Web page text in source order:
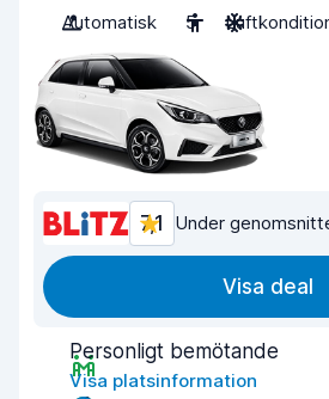
Automatisk
5
7,1 Under
Visa deal
Personligt bemötande
Visa platsinformation